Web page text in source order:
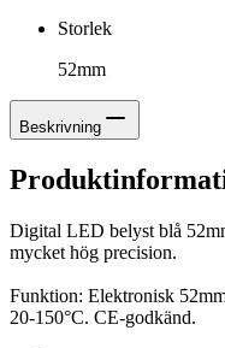
Storlek
52mm
Beskrivning
Digital LED belyst blå
mycket hög precision.
Funktion: Elektronisk
20-150°C. CE-godkänd.